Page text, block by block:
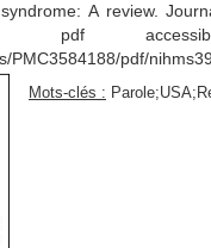
A review.
pdf
PMC3584188/pdf/
Mots-clés :